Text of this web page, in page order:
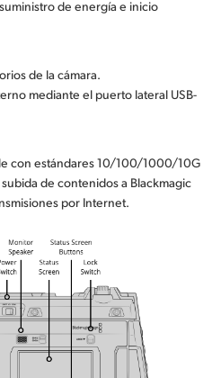
de energía e inicio
de la cámara.
mediante el puerto lateral USB-
con estándares 10/100/1000/10G
de contenidos a Blackmagic
por Internet.